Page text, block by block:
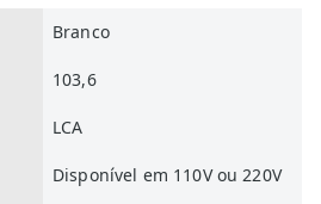
Branco
103,6
LCA
Disponível em 110V ou 220V